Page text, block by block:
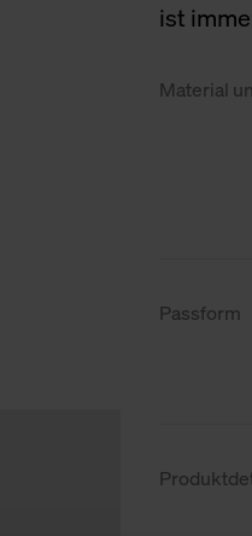
ist
Material
Passform